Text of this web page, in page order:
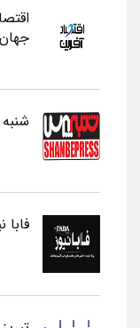
جهان
فابا